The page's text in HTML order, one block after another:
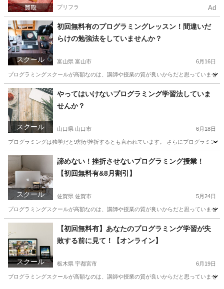
プリフラ Ad
スクール
初回無料有のプログラミングレッスン！間違いだ
らけの勉強法をしていませんか？
富山県 富山市 6月16日
プログラミングスクールが高額なのは、講師や授業の質が良いからだと思っていませ
富山 富山市 プログラミング 近所
スクール
やってはいけないプログラミング学習法していま
せんか？
山口県 山口市 6月18日
プログラミングは独学だと9割が挫折するとも言われています。 さらにプログラミン
山口 山口市 プログラミング テニスコート
スクール
諦めない！挫折させないプログラミング授業！
【初回無料有&8月割引】
佐賀県 佐賀市 5月24日
プログラミングスクールが高額なのは、講師や授業の質が良いからだと思っていませ
佐賀 佐賀市 プログラミング トランペット
スクール
【初回無料有】あなたのプログラミング学習が失
敗する前に見て！【オンライン】
栃木県 宇都宮市 6月19日
プログラミングスクールが高額なのは、講師や授業の質が良いからだと思っていませ